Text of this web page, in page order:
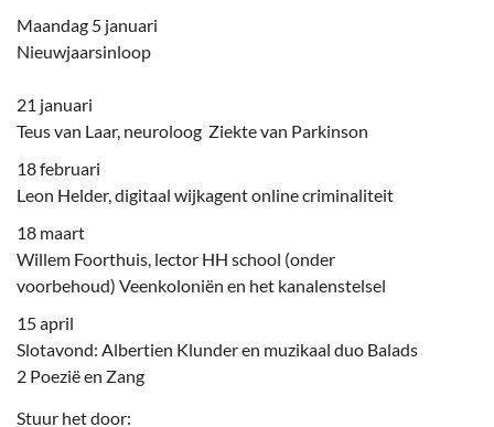
Maandag 5 januari
Nieuwjaarsinloop
21 januari
Teus van Laar, neuroloog Ziekte van Parkinson
18 februari
Leon Helder, digitaal wijkagent online criminaliteit
18 maart
Willem Foorthuis, lector HH school (onder
voorbehoud) Veenkoloniën en het kanalenstelsel
15 april
Slotavond: Albertien Klunder en muzikaal duo Balads
2 Poezië en Zang
Stuur het door: